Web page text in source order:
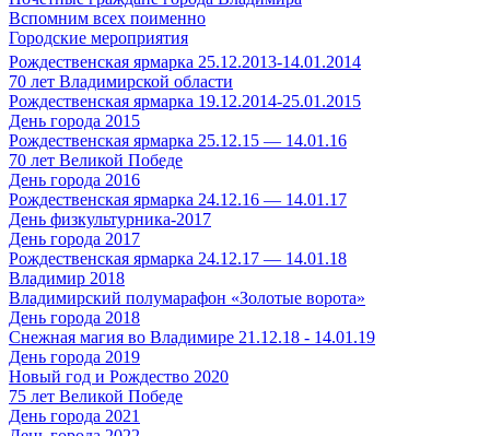
Вспомним всех поименно
Городские мероприятия
Рождественская ярмарка 25.12.2013-14.01.2014
70 лет Владимирской области
Рождественская ярмарка 19.12.2014-25.01.2015
День города 2015
Рождественская ярмарка 25.12.15 — 14.01.16
70 лет Великой Победе
День города 2016
Рождественская ярмарка 24.12.16 — 14.01.17
День физкультурника-2017
День города 2017
Рождественская ярмарка 24.12.17 — 14.01.18
Владимир 2018
Владимирский полумарафон «Золотые ворота»
День города 2018
Снежная магия во Владимире 21.12.18 - 14.01.19
День города 2019
Новый год и Рождество 2020
75 лет Великой Победе
День города 2021